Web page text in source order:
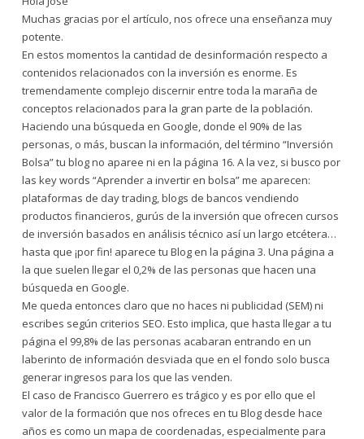
Muchas gracias por el artículo, nos ofrece una enseñanza muy
potente.
En estos momentos la cantidad de desinformación respecto a
contenidos relacionados con la inversión es enorme. Es
tremendamente complejo discernir entre toda la maraña de
conceptos relacionados para la gran parte de la población.
Haciendo una búsqueda en Google, donde el 90% de las
personas, o más, buscan la información, del término “Inversión
Bolsa” tu blog no aparee ni en la página 16. A la vez, si busco por
las key words “Aprender a invertir en bolsa” me aparecen:
plataformas de day trading, blogs de bancos vendiendo
productos financieros, gurús de la inversión que ofrecen cursos
de inversión basados en análisis técnico así un largo etcétera…
hasta que ¡por fin! aparece tu Blog en la página 3. Una página a
la que suelen llegar el 0,2% de las personas que hacen una
búsqueda en Google.
Me queda entonces claro que no haces ni publicidad (SEM) ni
escribes según criterios SEO. Esto implica, que hasta llegar a tu
página el 99,8% de las personas acabaran entrando en un
laberinto de información desviada que en el fondo solo busca
generar ingresos para los que las venden.
El caso de Francisco Guerrero es trágico y es por ello que el
valor de la formación que nos ofreces en tu Blog desde hace
años es como un mapa de coordenadas, especialmente para